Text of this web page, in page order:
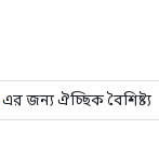
এর জন্য ঐচ্ছিক বৈশিষ্ট্য